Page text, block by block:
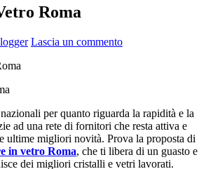
Roma
Lascia un commento
per quanto riguarda la rapidità e la
ad una rete di fornitori che resta attiva e
ultime migliori novità. Prova la proposta di
in vetro Roma, che ti libera di un guasto e
dei migliori cristalli e vetri lavorati.